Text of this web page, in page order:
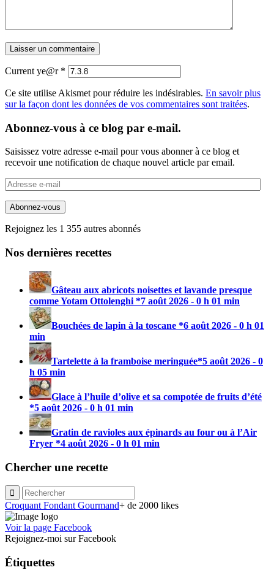
Current ye@r *
Ce site utilise Akismet pour réduire les indésirables. En savoir plus
sur la façon dont les données de vos commentaires sont traitées.
Abonnez-vous à ce blog par e-mail.
Saisissez votre adresse e-mail pour vous abonner à ce blog et
recevoir une notification de chaque nouvel article par email.
Adresse
e-
mail
Abonnez-vous
Rejoignez les 1 355 autres abonnés
Nos dernières recettes
Gâteau aux abricots noisettes et lavande presque
comme Yotam Ottolenghi *7 août 2026 - 0 h 01 min
Bouchées de lapin à la toscane *6 août 2026 - 0 h 01
min
Tartelette à la framboise meringuée*5 août 2026 - 0
h 05 min
Glace à l’huile d’olive et sa compotée de fruits d’été
*5 août 2026 - 0 h 01 min
Gratin de ravioles aux épinards au four ou à l’Air
Fryer *4 août 2026 - 0 h 01 min
Chercher une recette
Croquant Fondant Gourmand+ de 2000 likes
Voir la page Facebook
Rejoignez-moi sur Facebook
Étiquettes